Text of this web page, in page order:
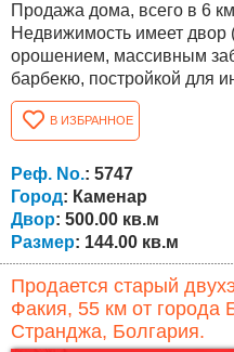
Продажа дома, всего в 6
Недвижимость имеет двор (500
орошением, массивным
барбекю, постройкой для
местом и множеством
кустарников, в т. ч.
полностью меблированный,
144 кв.м. На первом этаже (63 кв.м.) есть большая кухня,
гостиная/ зал с камином
В ИЗБРАННОЕ
Реф. No.: 5747
Город: Каменар
Двор: 500.00 кв.м
Размер: 144.00 кв.м
Продается старый
Факия, 55 км от города
Странджа, Болгария.